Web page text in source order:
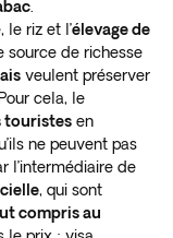
le riz et l’élevage de
source de richesse
veulent préserver
cela, le
touristes en
ne peuvent pas
l’intermédiaire de
, qui sont
compris au